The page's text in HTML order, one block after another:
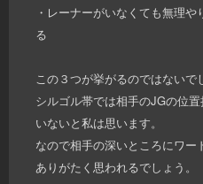
・レーナーがいなくても無理
る
この３つが挙がるのではないで
シルゴル帯では相手のJGの位
いないと私は思います。
なので相手の深いところにワー
ありがたく思われるでしょう。